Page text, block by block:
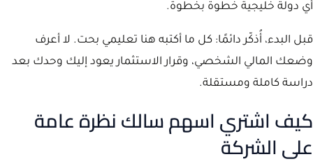
أي دولة خليجية خطوة بخطوة.
قبل البدء، أُذكّر دائمًا: كل ما أكتبه هنا تعليمي بحت. لا أعرف
وضعك المالي الشخصي، وقرار الاستثمار يعود إليك وحدك بعد
دراسة كاملة ومستقلة.
كيف اشتري اسهم سالك نظرة عامة
على الشركة